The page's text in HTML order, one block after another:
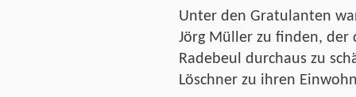
Unter den Gratulanten
Jörg Müller zu finden, der
Radebeul durchaus zu
Löschner zu ihren